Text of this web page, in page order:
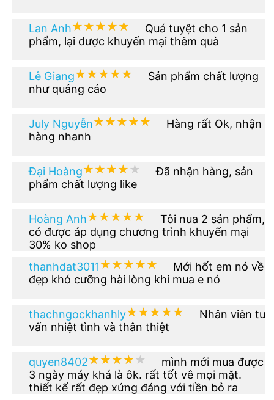
Lan Anh★★★★★
★★★★★
Quá tuyệt cho 1 sản
phẩm, lại dược khuyến mại thêm quà
Lê Giang★★★★★
★★★★★
Sản phẩm chất lượng
như quảng cáo
July Nguyễn★★★★★
★★★★★
Hàng rất Ok, nhận
hàng nhanh
Đại Hoàng★★★★★
★★★★★
Đã nhận hàng, sản
phẩm chất lượng like
Hoàng Anh★★★★★
★★★★★
Tôi nua 2 sản phẩm,
có được áp dụng chương trình khuyến mại
30% ko shop
thanhdat3011★★★★★
★★★★★
Mới hốt em nó về
đẹp khó cưỡng hài lòng khi mua e nó
thachngockhanhly★★★★★
★★★★★
Nhân viên tư
vấn nhiệt tình và thân thiệt
quyen8402★★★★★
★★★★★
mình mới mua được
3 ngày máy khá là ôk. rất tốt vê mọi mặt.
thiết kế rất đẹp xứng đáng với tiền bỏ ra